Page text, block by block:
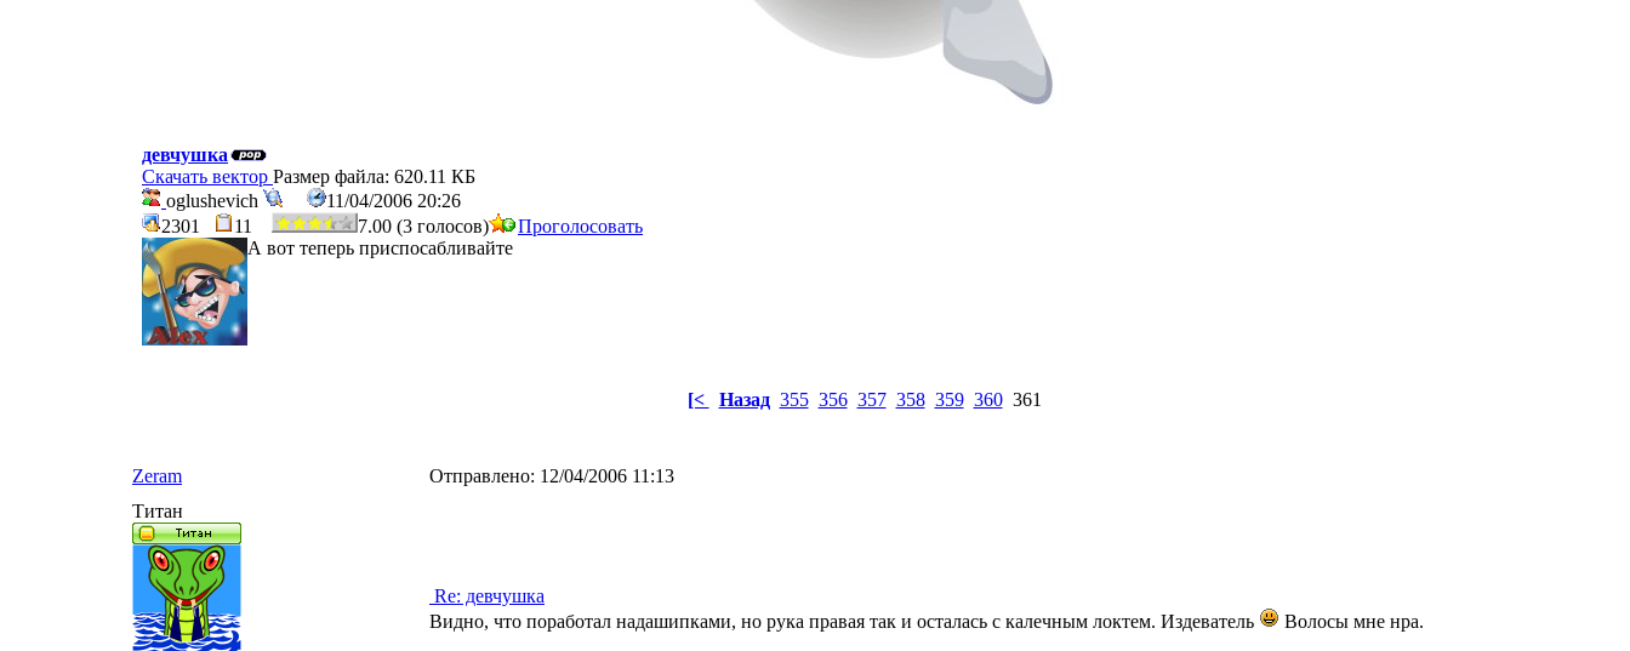
девчушка
Скачать вектор Размер файла: 620.11 КБ
oglushevich
11/04/2006 20:26
2301
11 7.00 (3 голосов)
Проголосовать
А вот теперь приспосабливайте
[< Назад 355 356 357 358 359 360361
Zeram Отправлено: 12/04/2006 11:13
Титан
Re: девчушка
Видно, что поработал надашипками, но рука правая так и осталась с калечным локтем. Издеватель
Волосы мне нра.